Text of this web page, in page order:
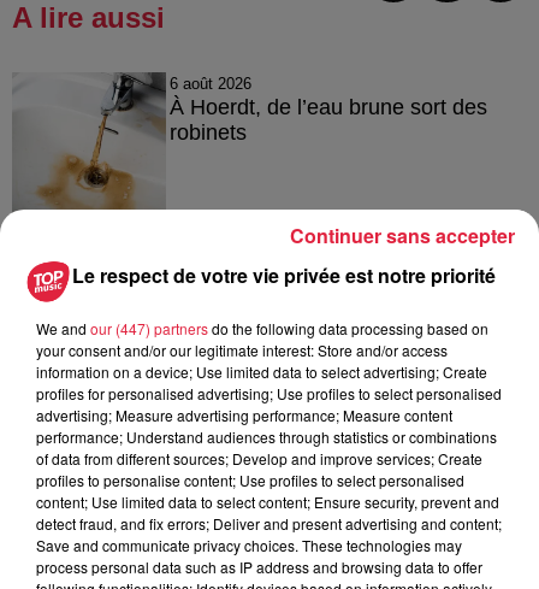
A lire aussi
6 août 2026
À Hoerdt, de l’eau brune sort des
robinets
Tags antisémites à Strasbourg :
Catherine Trautmann réagit
6 août 2026
Au zoo de Mulhouse : rencontre
avec les flamants rouges
Le respect de votre vie privée est notre priorité
We and our (447) partnersdo the following data processing based on
your consent and/or our legitimate interest: Store and/or access
information on a device; Use limited data to select advertising; Create
profiles for personalised advertising; Use profiles to select personalised
advertising; Measure advertising performance; Measure content
performance; Understand audiences through statistics or combinations
of data from different sources; Develop and improve services; Create
profiles to personalise content; Use profiles to select personalised
content; Use limited data to select content; Ensure security, prevent and
detect fraud, and fix errors; Deliver and present advertising and content;
Save and communicate privacy choices. These technologies may
process personal data such as IP address and browsing data to offer
Continuer sans accepter